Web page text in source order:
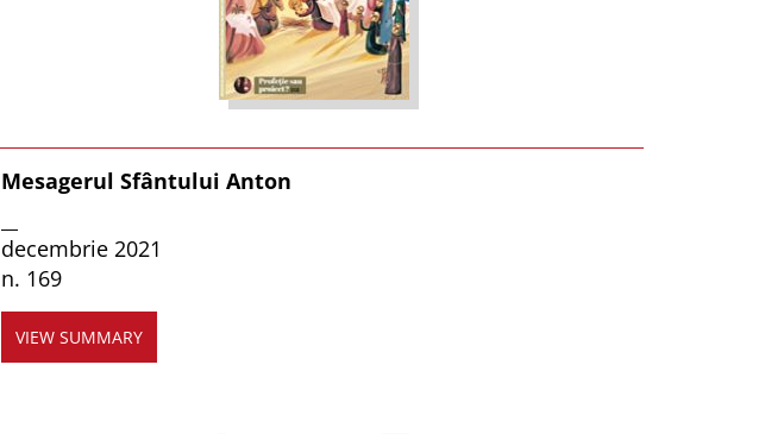
Mesagerul Sfântului Anton
decembrie 2021
n. 169
VIEW SUMMARY